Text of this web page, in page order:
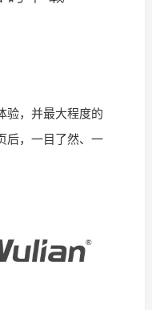
验，并最大程度的
后，一目了然、一